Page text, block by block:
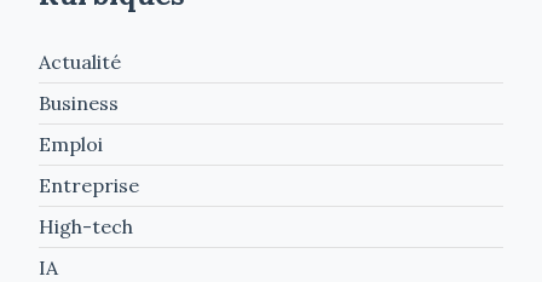
Actualité
Business
Emploi
Entreprise
High-tech
IA